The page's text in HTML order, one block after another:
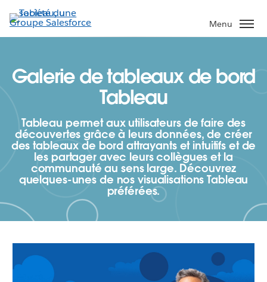
Aller
au
contenu
Menu
Galerie de tableaux de bord
Tableau
Tableau permet aux utilisateurs de faire des
découvertes grâce à leurs données, de créer
des tableaux de bord attrayants et intuitifs et de
les partager avec leurs collègues et la
communauté au sens large. Découvrez
quelques-unes de nos visualisations Tableau
préférées.